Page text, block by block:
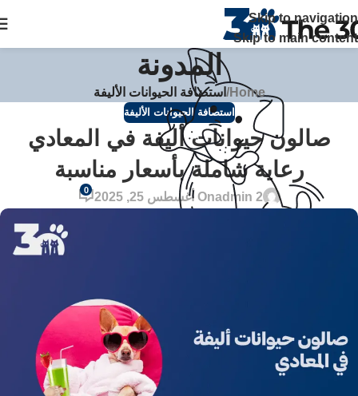
Skip to navigation
Skip to main content
ساعة في القاهرة والجيزة اتصل بنا
المدونة
Home
/ استضافة الحيوانات الأليفة
استضافة الحيوانات الأليفة
صالون حيوانات أليفة في المعادي
رعاية شاملة بأسعار مناسبة
admin 2On أغسطس 25, 2025
0